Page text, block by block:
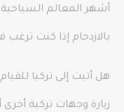
أشهر المعالم السياحية
بالازدحام إذا كنت
هل أتيت إلى تركيا
زيارة وجهات تركية